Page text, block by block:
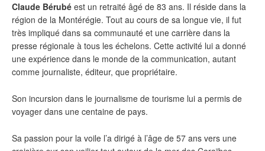
Claude Bérubé est un retraité âgé de 83 ans. Il réside dans la
région de la Montérégie. Tout au cours de sa longue vie, il fut
très impliqué dans sa communauté et une carrière dans la
presse régionale à tous les échelons. Cette activité lui a donné
une expérience dans le monde de la communication, autant
comme journaliste, éditeur, que propriétaire.
Son incursion dans le journalisme de tourisme lui a permis de
voyager dans une centaine de pays.
Sa passion pour la voile l’a dirigé à l’âge de 57 ans vers une